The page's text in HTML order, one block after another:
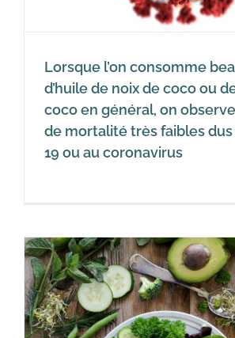
Lorsque l’on consomme
d’huile de noix de coco ou
coco en général, on
de mortalité très faibles
19 ou au coronavirus